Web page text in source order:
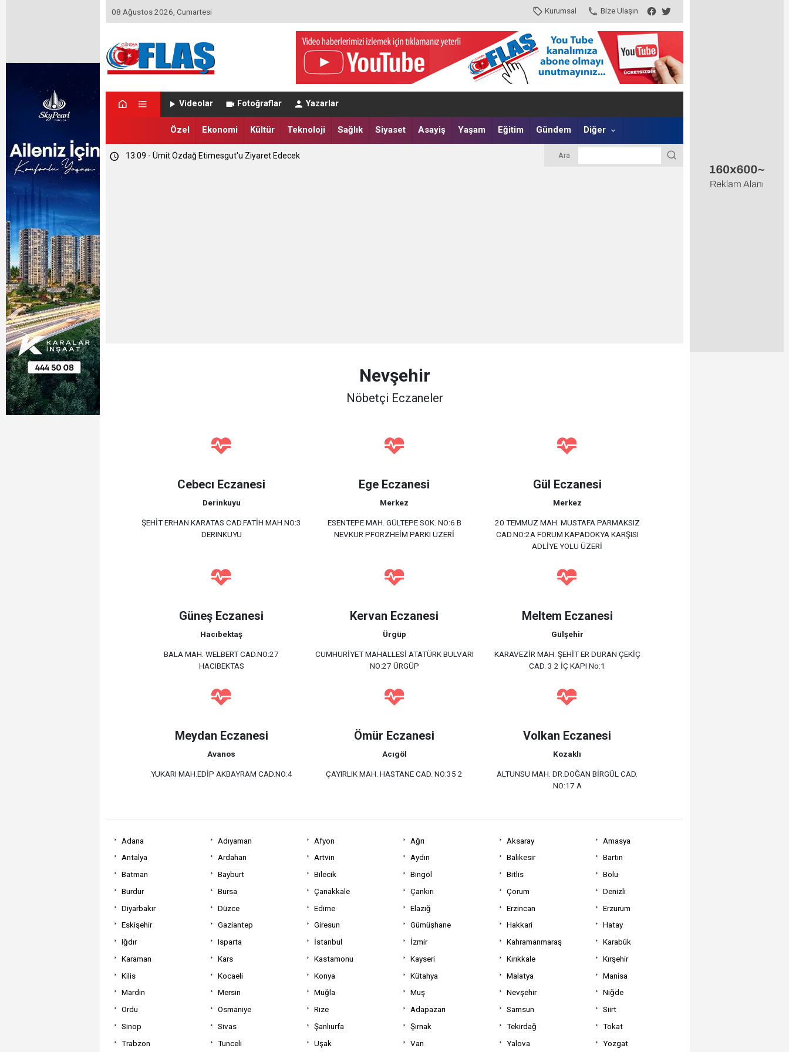
08 Ağustos 2026, Cumartesi Kurumsal Bize Ulaşın
Videolar Fotoğraflar Yazarlar
Özel Ekonomi Kültür Teknoloji Sağlık Siyaset Asayiş Yaşam Eğitim Gündem Diğer
23:46 - Memet Yula'dan Etimesgut Değerlendirmesi
13:09 - Ümit Özdağ Etimesgut'u Ziyaret Edecek Ara
Nevşehir
Nöbetçi Eczaneler
Cebecı Eczanesi
Derinkuyu
ŞEHİT ERHAN KARATAS CAD.FATİH MAH.NO:3
DERINKUYU
Ege Eczanesi
Merkez
ESENTEPE MAH. GÜLTEPE SOK. NO:6 B
NEVKUR PFORZHEİM PARKI ÜZERİ
Gül Eczanesi
Merkez
20 TEMMUZ MAH. MUSTAFA PARMAKSIZ
CAD.NO:2A FORUM KAPADOKYA KARŞISI
ADLİYE YOLU ÜZERİ
Güneş Eczanesi
Hacıbektaş
BALA MAH. WELBERT CAD.NO:27
HACIBEKTAS
Kervan Eczanesi
Ürgüp
CUMHURİYET MAHALLESİ ATATÜRK BULVARI
NO:27 ÜRGÜP
Meltem Eczanesi
Gülşehir
KARAVEZİR MAH. ŞEHİT ER DURAN ÇEKİÇ
CAD. 3 2 İÇ KAPI No:1
Meydan Eczanesi
Avanos
YUKARI MAH.EDİP AKBAYRAM CAD.NO:4
Ömür Eczanesi
Acıgöl
ÇAYIRLIK MAH. HASTANE CAD. NO:35 2
Volkan Eczanesi
Kozaklı
ALTUNSU MAH. DR.DOĞAN BİRGÜL CAD.
NO:17 A
Adana Adıyaman Afyon Ağrı Aksaray
Amasya
Antalya
Ardahan Artvin Aydın Balıkesir
Bartın
Batman
Bayburt Bilecik Bingöl Bitlis
Bolu
Burdur
Bursa Çanakkale Çankırı Çorum
Denizli
Diyarbakır
Düzce Edirne Elazığ Erzincan
Erzurum
Eskişehir
Gaziantep Giresun Gümüşhane Hakkari
Hatay
Iğdır
Isparta İstanbul İzmir Kahramanmaraş
Karabük
Karaman
Kars Kastamonu Kayseri Kırıkkale
Kırşehir
Kilis
Kocaeli Konya Kütahya Malatya
Manisa
Mardin
Mersin Muğla Muş Nevşehir
Niğde
Ordu
Osmaniye Rize Adapazarı Samsun
Siirt
Sinop
Sivas Şanlıurfa Şırnak Tekirdağ
Tokat
Trabzon
Tunceli Uşak Van Yalova Yozgat